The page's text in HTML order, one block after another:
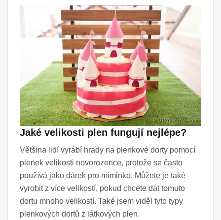
Jaké velikosti plen fungují nejlépe?
Většina lidí vyrábí hrady na plenkové dorty pomocí
plenek velikosti novorozence, protože se často
používá jako dárek pro miminko. Můžete je také
vyrobit z více velikostí, pokud chcete dát tomuto
dortu mnoho velikostí. Také jsem viděl tyto typy
plenkových dortů z látkových plen.